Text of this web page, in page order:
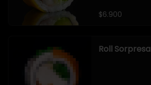
$6.900
Roll Sorpresa